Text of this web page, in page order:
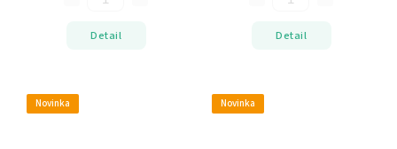
Detail Detail
Novinka Novinka